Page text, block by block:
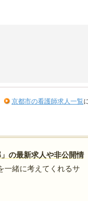
京都市の看護師求人一覧
の最新求人や非公開情
一緒に考えてくれるサ